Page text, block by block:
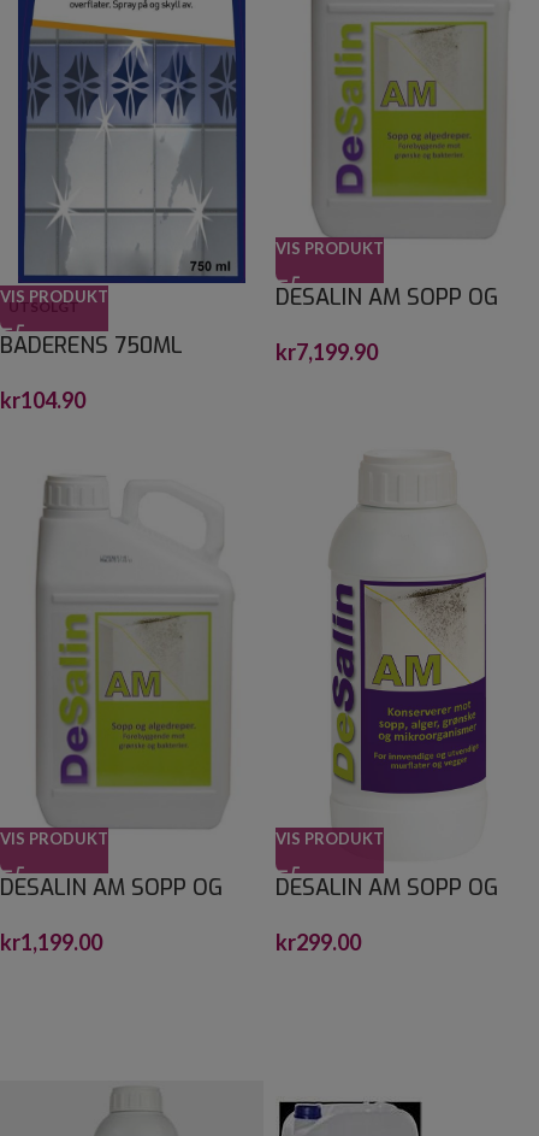
UTSOLGT
VIS PRODUKT
BADERENS 750ML
kr104.90
VIS PRODUKT
DESALIN AM SOPP OG
kr7,199.90
VIS PRODUKT
DESALIN AM SOPP OG
kr1,199.00
VIS PRODUKT
DESALIN AM SOPP OG
kr299.00